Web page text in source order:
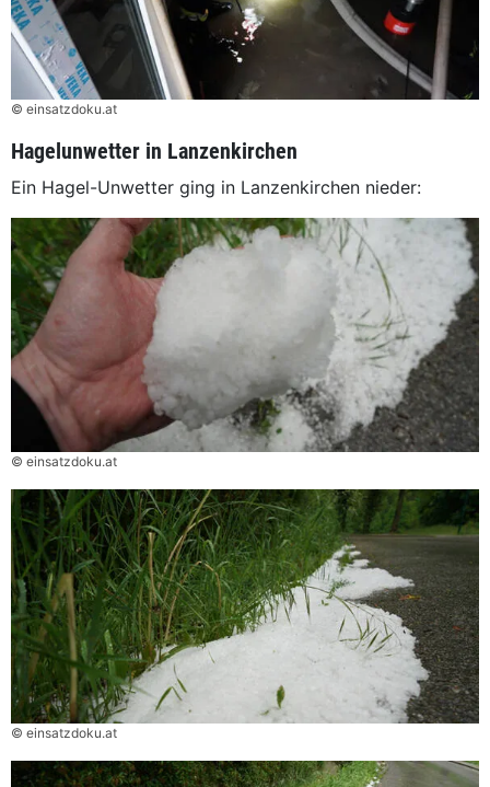
© einsatzdoku.at
Hagelunwetter in Lanzenkirchen
Ein Hagel-Unwetter ging in Lanzenkirchen nieder:
© einsatzdoku.at
© einsatzdoku.at